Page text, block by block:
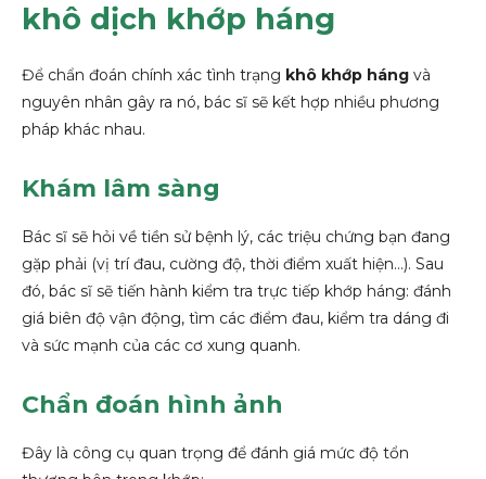
khô dịch khớp háng
Để chẩn đoán chính xác tình trạng khô khớp háng và
nguyên nhân gây ra nó, bác sĩ sẽ kết hợp nhiều phương
pháp khác nhau.
Khám lâm sàng
Bác sĩ sẽ hỏi về tiền sử bệnh lý, các triệu chứng bạn đang
gặp phải (vị trí đau, cường độ, thời điểm xuất hiện…). Sau
đó, bác sĩ sẽ tiến hành kiểm tra trực tiếp khớp háng: đánh
giá biên độ vận động, tìm các điểm đau, kiểm tra dáng đi
và sức mạnh của các cơ xung quanh.
Chẩn đoán hình ảnh
Đây là công cụ quan trọng để đánh giá mức độ tổn